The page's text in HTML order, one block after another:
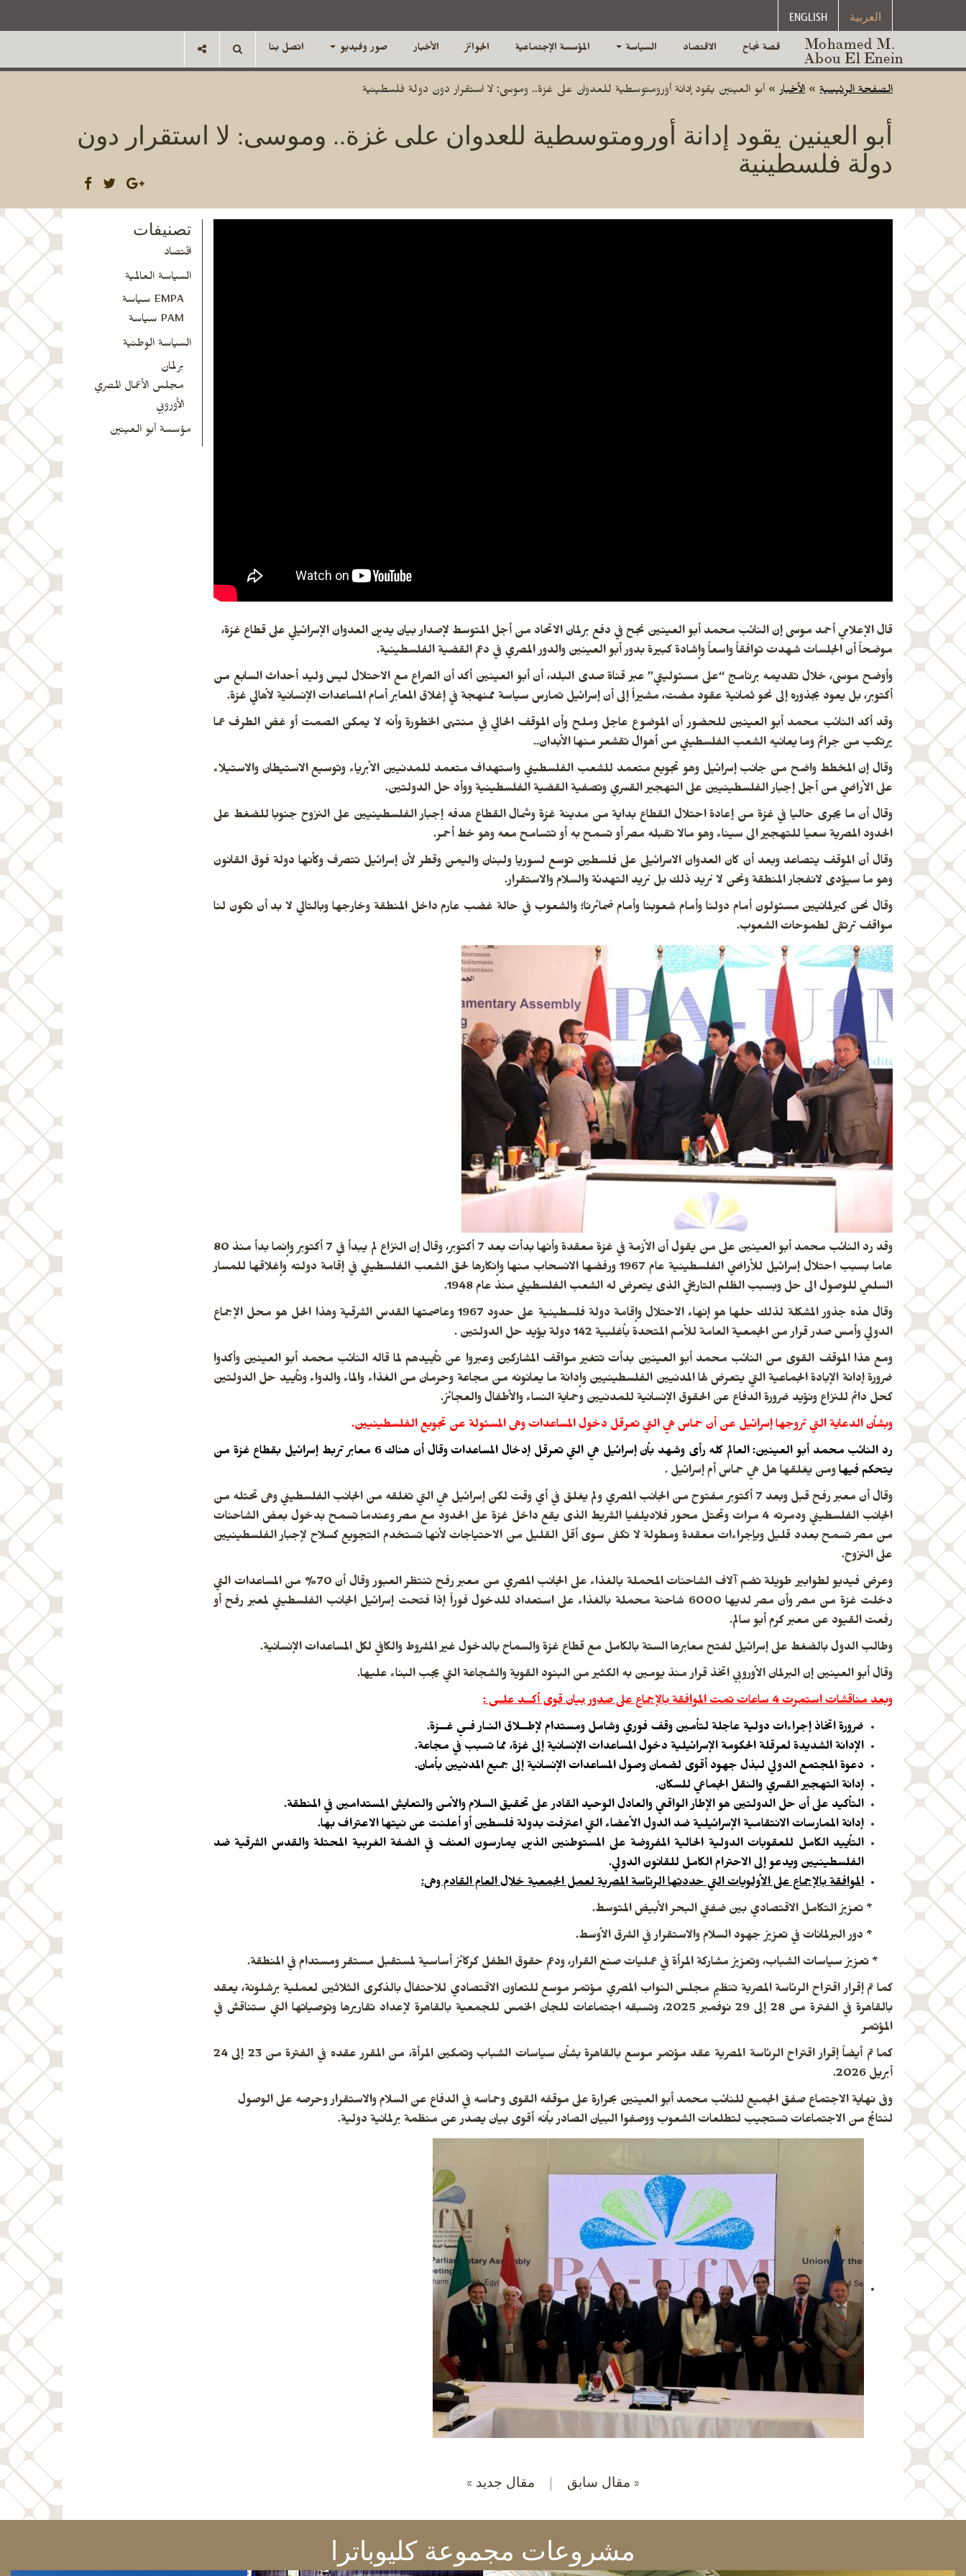
ENGLISH العربية
Mohamed M.
Abou El Enein قصة نجاح الاقتصاد السياسة المؤسسة الإجتماعية الجوائز الأخبار صور وفيديو اتصل بنا
الصفحة الرئيسية » الأخبار» أبو العينين يقود إدانة أورومتوسطية للعدوان على غزة.. وموسى: لا استقرار دون دولة فلسطينية
أبو العينين يقود إدانة أورومتوسطية للعدوان على غزة.. وموسى: لا استقرار دون
دولة فلسطينية
قال الإعلامي أحمد موسى إن النائب محمد أبو العينين نجح في دفع برلمان الاتحاد من أجل المتوسط لإصدار بيان يدين العدوان الإسرائيلي على قطاع غزة،
موضحاً أن الجلسات شهدت توافقاً واسعاً وإشادة كبيرة بدور أبو العينين والدور المصري في دعم القضية الفلسطينية.
وأوضح موسى، خلال تقديمه برنامج “على مسئوليتي” عبر قناة صدى البلد، أن أبو العينين أكد أن الصراع مع الاحتلال ليس وليد أحداث السابع من
أكتوبر، بل يعود بجذوره إلى نحو ثمانية عقود مضت، مشيراً إلى أن إسرائيل تمارس سياسة ممنهجة في إغلاق المعابر أمام المساعدات الإنسانية لأهالي غزة.
وقد أكد النائب محمد أبو العينين للحضور أن الموضوع عاجل وملح وأن الموقف الحالي في منتهى الخطورة وأنه لا يمكن الصمت أو غض الطرف عما
يرتكب من جرائم وما يعانيه الشعب الفلسطيني من أهوال تقشعر منها الأبدان..
وقال إن المخطط واضح من جانب إسرائيل وهو تجويع متعمد للشعب الفلسطيني واستهداف متعمد للمدنيين الأبرياء وتوسيع الاستيطان والاستيلاء
على الأراضي من أجل إجبار الفلسطينيين على التهجير القسري وتصفية القضية الفلسطينية ووأد حل الدولتين.
وقال أن ما يجرى حاليا في غزة من إعادة احتلال القطاع بداية من مدينة غزة وشمال القطاع هدفه إجبار الفلسطينيين على النزوح جنوبا للضغط على
الحدود المصرية سعيا للتهجير الى سيناء وهو مالا تقبله مصر أو تسمح به أو تتسامح معه وهو خط أحمر.
وقال أن الموقف يتصاعد وبعد أن كان العدوان الاسرائيلى على فلسطين توسع لسوريا ولبنان واليمن وقطر لأن إسرائيل تتصرف وكأنها دولة فوق القانون
وهو ما سيؤدى لانفجار المنطقة ونحن لا نريد ذلك بل نريد التهدئة والسلام والاستقرار.
وقال نحن كبرلمانيين مسئولون أمام دولنا وأمام شعوبنا وأمام ضمائرنا؛ والشعوبفي حالة غضب عارم داخل المنطقة وخارجها وبالتالي لا بد أن تكون لنا
مواقف ترتقى لطموحات الشعوب.
وقد رد النائب محمد أبو العينين على من يقول أن الأزمة في غزة معقدة وأنها بدأت بعد 7 أكتوبر، وقال إن النزاع لم يبدأ في 7 أكتوبر وإنما بدأ منذ 80
عاما
بسبب احتلال إسرائيل للأراضي الفلسطينية عام 1967 ورفضها الانسحاب منها وإنكارها لحق الشعب الفلسطيني في إقامة دولته وإغلاقها للمسار
السلمي للوصول الى حل وبسبب الظلم التاريخي الذى يتعرض له الشعب الفلسطيني منذ عام 1948.
وقال هذه جذور المشكلة لذلك حلها هو إنهاء الاحتلال وإقامة دولة فلسطينية على حدود 1967 وعاصمتها القدس الشرقية وهذا الحل هو محل الإجماع
الدولي وأمس صدر قرار من الجمعية العامة للأمم المتحدة بأغلبية 142 دولة يؤيد حل الدولتين .
ومع هذا الموقف القوى من النائب محمد أبو العينين بدأت تتغير مواقف المشاركين وعبروا عن تأييدهم لما قاله النائب محمد أبو العينين وأكدوا
ضرورة إدانة الإبادة الجماعية التي يتعرض لها المدنيين الفلسطينيين وإدانة ما يعانونه من مجاعة وحرمان من الغذاء والماء والدواء وتأييد حل الدولتين
كحل دائم للنزاع ونؤيد ضرورة الدفاع عن الحقوق الإنسانية للمدنيين وحماية النساء والأطفال والعجائز.
وبشأن الدعاية التي تروجها إسرائيل عن أن حماس هي التي تعرقل دخول المساعدات وهى المسئولة عن تجويع الفلسطينيين.
رد النائب محمد أبو العينين: العالم كله رأى وشهد بأن إسرائيل هي التي تعرقل
إدخال المساعدات وقال أن هناك 6 معابر تربط إسرائيل بقطاع غزة من
يتحكم فيها ومن يغلقها هل هي حماس أم إسرائيل .
وقال أن معبر رفح قبل وبعد 7 أكتوبر مفتوح من الجانب المصري ولم يغلق في أي وقت لكن إسرائيل هي التي تغلقه من الجانب الفلسطيني وهى تحتله من
الجانب الفلسطيني ودمرته 4 مرات وتحتل محور فلاديلفيا الشريط الذى يقع داخل غزة على الحدود مع مصر وعندما تسمح بدخول بعض الشاحنات
من مصر تسمح بعدد قليل وبإجراءات معقدة ومطولة لا تكفى سوى أقل القليل من الاحتياجات لأنها تستخدم التجويع كسلاح لإجبار الفلسطينيين
على النزوح.
وعرض فيديو لطوابير طويلة تضم آلاف الشاحنات المحملة بالغذاء على الجانب المصري من معبر رفح تنتظر العبور وقال أن 70% من المساعدات التي
دخلت غزة من مصر وأن مصر لديها 6000 شاحنة محملة بالغذاء على استعداد للدخول فوراً إذا فتحت إسرائيل الجانب الفلسطيني لمعبر رفح أو
رفعت القيود عن معبر كرم أبو سالم.
وطالب الدول بالضغط على إسرائيل لفتح معابرها الستة بالكامل مع قطاع غزة والسماح بالدخول غير المشروط والكافي لكل المساعدات الإنسانية.
وقال أبو العينين إن البرلمان الأوروبي اتخذ قرار منذ يومين به الكثيرمن البنود القوية والشجاعة التي يجب البناء عليها.
وبعد مناقشات استمرت 4 ساعات تمت الموافقة بالإجماع على صدور بيان قوى أكــد علـى :
ضرورة اتخاذ إجراءات دولية عاجلة لتأمين وقف فوري وشامل ومستدام لإطــلاق النـار فـي غــزة.
الإدانة الشديدة لعرقلة الحكومة الإسرائيلية دخول المساعدات الإنسانية إلى غزة، مما تسبب في مجاعة.
دعوة المجتمع الدولي لبذل جهود أقوى لضمان وصول المساعدات الإنسانية إلى جميع المدنيين بأمان.
إدانة التهجير القسري والنقل الجماعي للسكان.
التأكيد على أن حل الدولتين هو الإطار الواقعي والعادل الوحيد القادر على تحقيق السلام والأمن والتعايش المستدامين في المنطقة.
إدانة الممارسات الانتقامية الإسرائيلية ضد الدول الأعضاء التي اعترفت بدولة فلسطين أو أعلنت عن نيتها الاعتراف بها.
التأييد الكامل للعقوبات الدولية الحالية المفروضة على المستوطنينالذين يمارسون العنف في الضفة الغربية المحتلة والقدس الشرقية ضد
الفلسطينيين ويدعو إلى الاحترام الكامل للقانون الدولي.
الموافقة بالإجماع على الأولويات التي حددتها الرئاسة المصريةلعمل الجمعية خلال العام القادم وهى:
* تعزيز التكامل الاقتصادي بين ضفتي البحر الأبيض المتوسط.
* دور البرلمانات في تعزيز جهود السلام والاستقرار في الشرق الأوسط.
* تعزيز سياسات الشباب، وتعزيز مشاركة المرأة في عمليات صنع القرار، ودعم حقوق الطفل كركائز أساسية لمستقبل مستقر ومستدام في المنطقة.
كما تم إقرار اقتراح الرئاسة المصرية تنظيم مجلس النواب المصري مؤتمر موسع للتعاون الاقتصادي للاحتفال بالذكرى الثلاثين لعملية برشلونة، يعقد
بالقاهرة في الفترة من 28 إلى 29 نوفمبر 2025، وتسبقه اجتماعات للجان الخمس للجمعية بالقاهرة لإعداد تقاريرها وتوصياتها التي ستناقش في
المؤتمر
كما تم أيضاً إقرار اقتراح الرئاسة المصرية عقد مؤتمر موسع بالقاهرة بشأن سياسات الشباب وتمكين المرأة،
من المقرر عقده في الفترة من 23 إلى 24
أبريل 2026.
وفى نهاية الاجتماع صفق الجميع للنائب محمد أبو العينين بحرارة على موقفه القوى وحماسه في الدفاع عن السلام والاستقرار وحرصه على الوصول
لنتائج من الاجتماعات تستجيب لتطلعات الشعوب ووصفوا البيان الصادر بأنه أقوى بيان يصدر عن منظمة برلمانية دولية.
« مقال سابق | مقال جديد »
تصنيفات
اقتصاد
السياسة العالمية
EMPA سياسة
PAM سياسة
السياسة الوطنية
برلمان
مجلس الأعمال المصري
الأوروبي
مؤسسة أبو العينين
مشروعات مجموعة كليوباترا